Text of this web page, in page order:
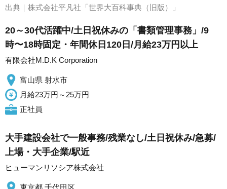
出典｜ 株式会社平凡社「世界大百科事典（旧版）」
20～30代活躍中/土日祝休みの「書類管理事務」/9
時〜18時固定・年間休日120日/月給23万円以上
有限会社M.D.K Corporation
富山県 射水市
月給23万円～25万円
正社員
大手建設会社で一般事務/残業なし/土日祝休み/急募/
上場・大手企業/駅近
ヒューマンリソシア株式会社
東京都 千代田区